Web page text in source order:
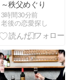
～秩父めぐり
3時間30分前
老後の恋愛探し